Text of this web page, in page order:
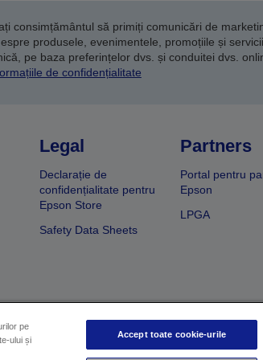
consimțământul să primiți comunicări de
produsele, evenimentele, promoțiile și
pe baza preferințelor dvs. și conduitei dvs.
de confidențialitate
Legal
Declarație de
confidențialitate pentru
Epson Store
Safety Data Sheets
Partners
Portal pentru
Epson
LPGA
pe
ului și
Accept toate cookie-urile